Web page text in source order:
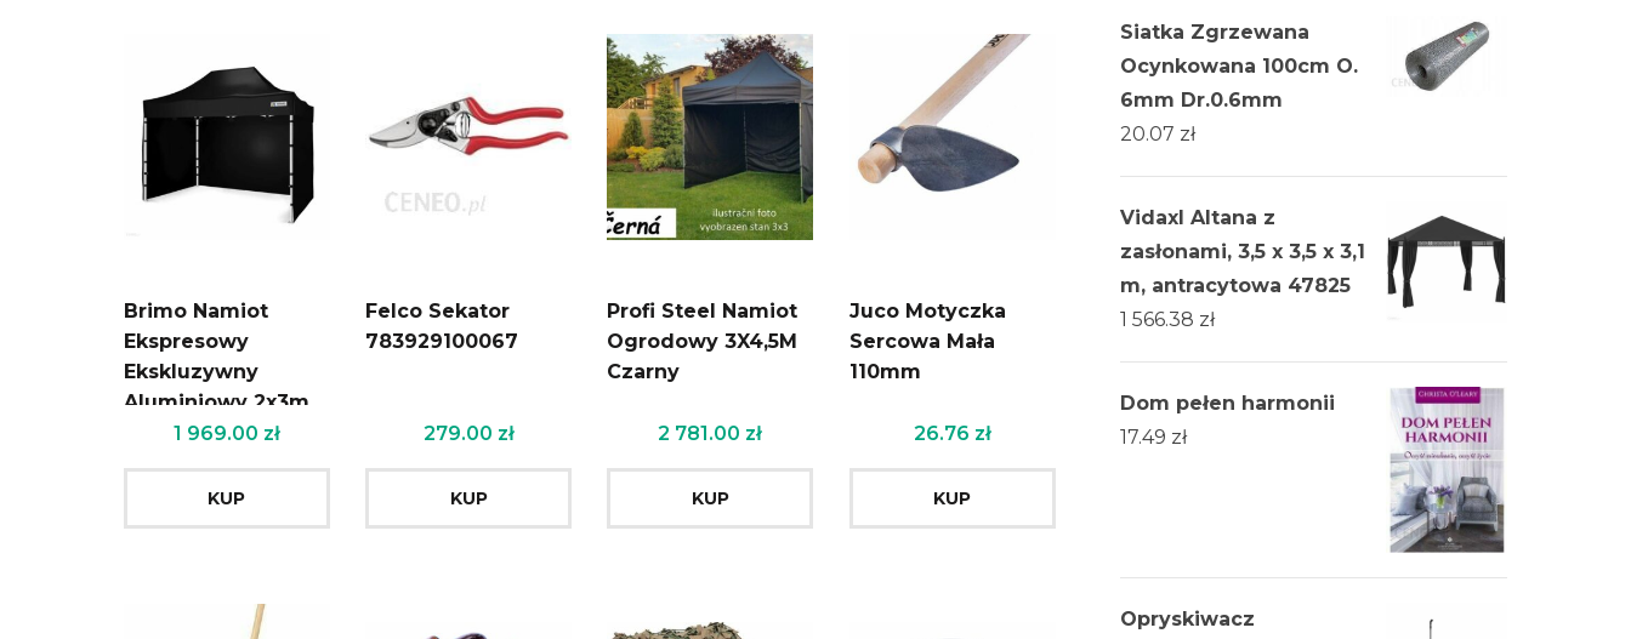
Brimo Namiot
Ekspresowy
Ekskluzywny
Aluminiowy 2x3m
Czarny1 969.00 zł
KUP
Felco Sekator
783929100067
279.00 zł
KUP
Profi Steel Namiot
Ogrodowy 3X4,5M
Czarny
2 781.00 zł
KUP
Juco Motyczka
Sercowa Mała
110mm
26.76 zł
KUP
Siatka Zgrzewana
Ocynkowana 100cm O.
6mm Dr.0.6mm
20.07 zł
Vidaxl Altana z
zasłonami, 3,5 x 3,5 x 3,1
m, antracytowa 47825
1 566.38 zł
Dom pełen harmonii
17.49 zł
Opryskiwacz